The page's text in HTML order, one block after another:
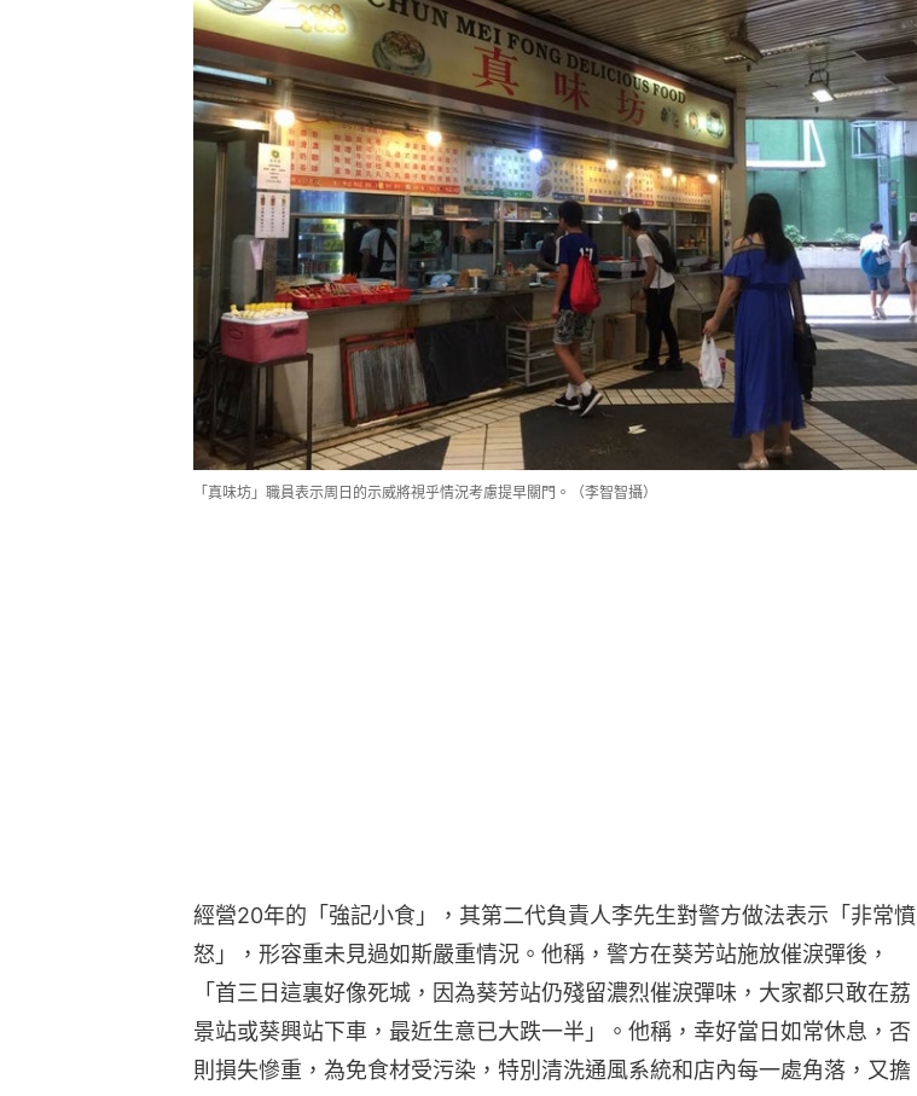
「真味坊」職員表示周日的示威將視乎情況考慮提早關門。（李智智攝）
經營20年的「強記小食」，其第二代負責人李先生對警方做法表示「非常憤
怒」，形容重未見過如斯嚴重情況。他稱，警方在葵芳站施放催淚彈後，
「首三日這裏好像死城，因為葵芳站仍殘留濃烈催淚彈味，大家都只敢在荔
景站或葵興站下車，最近生意已大跌一半」。他稱，幸好當日如常休息，否
則損失慘重，為免食材受污染，特別清洗通風系統和店內每一處角落，又擔